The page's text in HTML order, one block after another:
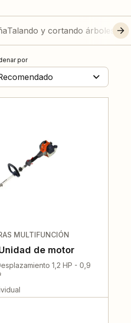
Talando y cortando árboles
por
MULTIFUNCIÓN
de motor
1,2 HP - 0,9